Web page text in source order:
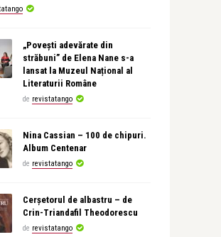
„Povești adevărate din
străbuni” de Elena Nane s-a
lansat la Muzeul Național al
Literaturii Române
de revistatango
Nina Cassian – 100 de chipuri.
Album Centenar
de revistatango
Cerșetorul de albastru – de
Crin-Triandafil Theodorescu
de revistatango